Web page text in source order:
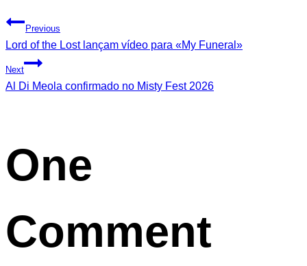
Previous
Lord of the Lost lançam vídeo para «My Funeral»
Next
Al Di Meola confirmado no Misty Fest 2026
One
Comment